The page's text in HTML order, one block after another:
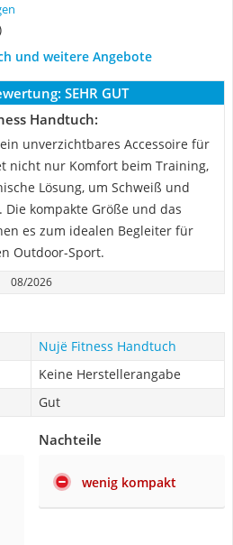
und weitere Angebote
SEHR GUT
Handtuch:
unverzichtbares Accessoire für
nicht nur Komfort beim Training,
Lösung, um Schweiß und
kompakte Größe und das
es zum idealen Begleiter für
Outdoor-Sport.
08/2026
Nujë Fitness Handtuch
Keine Herstellerangabe
Gut
Nachteile
wenig kompakt